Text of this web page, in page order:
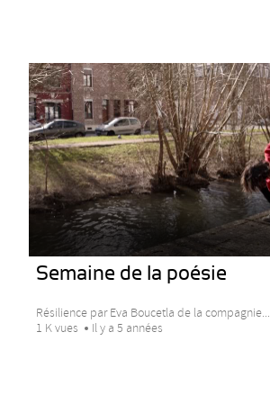
Semaine de la poésie
Résilience par Eva Boucetla de la compagnie...
1 K vues
Il y a 5 années